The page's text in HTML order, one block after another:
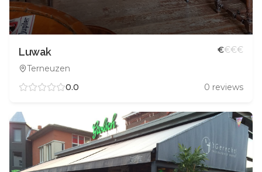
Luwak
Terneuzen
€€€€
0.0 0 reviews